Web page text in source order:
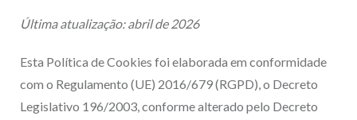
Última atualização: abril de 2026
Esta Política de Cookies foi elaborada em conformidade
com o Regulamento (UE) 2016/679 (RGPD), o Decreto
Legislativo 196/2003, conforme alterado pelo Decreto